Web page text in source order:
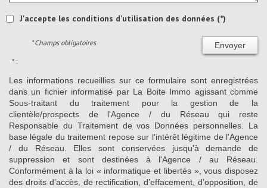
J'accepte les conditions d'utilisation des données (*)
Envoyer
* Champs obligatoires
* :
Les informations recueillies sur ce formulaire sont enregistrées
dans un fichier informatisé par La Boite Immo agissant comme
Sous-traitant du traitement pour la gestion de la
clientèle/prospects de l'Agence / du Réseau qui reste
Responsable du Traitement de vos Données personnelles. La
base légale du traitement repose sur l'intérêt légitime de l'Agence
/ du Réseau. Elles sont conservées jusqu'à demande de
suppression et sont destinées à l'Agence / au Réseau.
Conformément à la loi « informatique et libertés », vous disposez
des droits d’accès, de rectification, d’effacement, d’opposition, de